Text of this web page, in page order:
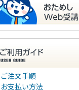
ご注文手順
お支払い方法